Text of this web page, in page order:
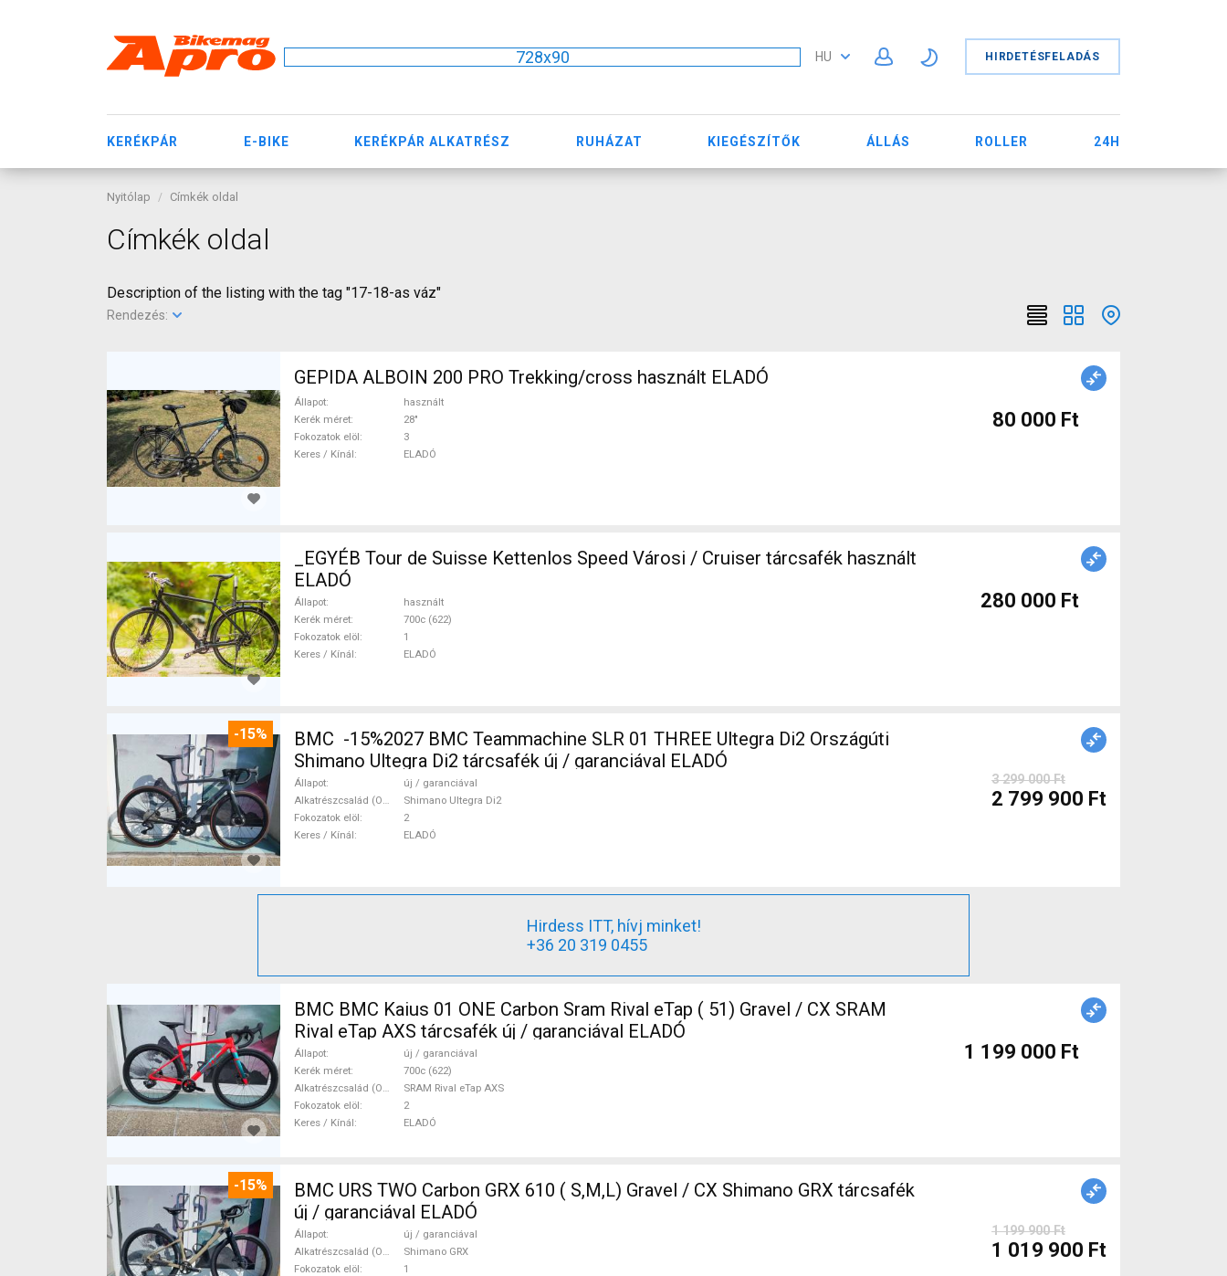
728x90 HU HIRDETÉSFELADÁS
KERÉKPÁR E-BIKE KERÉKPÁR ALKATRÉSZ RUHÁZAT KIEGÉSZÍTŐK ÁLLÁS ROLLER 24H
Nyitólap Címkék oldal
Címkék oldal
Description of the listing with the tag "17-18-as váz"
Rendezés:
GEPIDA ALBOIN 200 PRO Trekking/cross használt ELADÓ
Állapot
használt
Kerék méret
28"
Fokozatok elöl
3
Keres / Kínál
ELADÓ
80 000 Ft
_EGYÉB Tour de Suisse Kettenlos Speed Városi / Cruiser tárcsafék használt
ELADÓ
Állapot
használt
Kerék méret
700c (622)
Fokozatok elöl
1
Keres / Kínál
ELADÓ
280 000 Ft
-15%
BMC -15%2027 BMC Teammachine SLR 01 THREE Ultegra Di2 Országúti
Shimano Ultegra Di2 tárcsafék új / garanciával ELADÓ
Állapot
új / garanciával
Alkatrészcsalád (Outi)
Shimano Ultegra Di2
Fokozatok elöl
2
Keres / Kínál
ELADÓ
3 299 000 Ft
2 799 900 Ft
Hirdess ITT, hívj minket!
+36 20 319 0455
BMC BMC Kaius 01 ONE Carbon Sram Rival eTap ( 51) Gravel / CX SRAM
Rival eTap AXS tárcsafék új / garanciával ELADÓ
Állapot
új / garanciával
Kerék méret
700c (622)
Alkatrészcsalád (Outi)
SRAM Rival eTap AXS
Fokozatok elöl
2
Keres / Kínál
ELADÓ
1 199 000 Ft
-15%
BMC URS TWO Carbon GRX 610 ( S,M,L) Gravel / CX Shimano GRX tárcsafék
új / garanciával ELADÓ
Állapot
új / garanciával
Alkatrészcsalád (Outi)
Shimano GRX
Fokozatok elöl
1
1 199 900 Ft
1 019 900 Ft